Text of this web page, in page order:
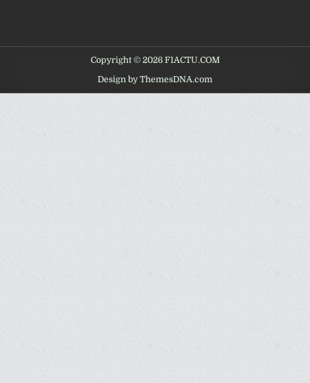
Copyright © 2026 F1ACTU.COM
Design by ThemesDNA.com